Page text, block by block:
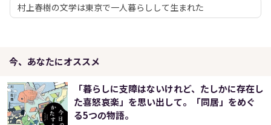
村上春樹の文学は東京で一人暮らしして生まれた
今、あなたにオススメ
「暮らしに支障はないけれど、たしかに存在し
た喜怒哀楽」を思い出して。「同居」をめぐ
る5つの物語。